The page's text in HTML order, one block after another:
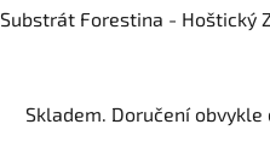
Substrát Forestina - Hoštický
Skladem. Doručení obvykle